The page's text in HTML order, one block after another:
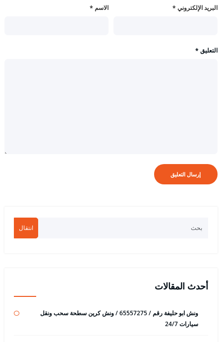
الاسم * البريد الإلكتروني *
التعليق *
انتقال
أحدث المقالات
ونش ابو حليفة رقم / 65557275 / ونش كرين سطحة سحب ونقل
سيارات 24/7